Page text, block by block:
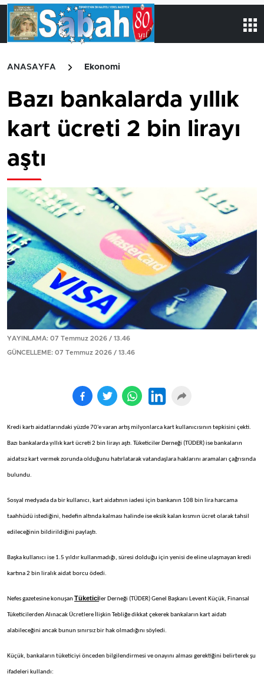
ANASAYFA Ekonomi
Bazı bankalarda yıllık
kart ücreti 2 bin lirayı
aştı
YAYINLAMA: 07 Temmuz 2026 / 13.46
GÜNCELLEME: 07 Temmuz 2026 / 13.46
Kredi kartı aidatlarındaki yüzde 70'e varan artış milyonlarca kart kullanıcısının tepkisini çekti.
Bazı bankalarda yıllık kart ücreti 2 bin lirayı aştı. Tüketiciler Derneği (TÜDER) ise bankaların
aidatsız kart vermek zorunda olduğunu hatırlatarak vatandaşlara haklarını aramaları çağrısında
bulundu.
Sosyal medyada da bir kullanıcı, kart aidatının iadesi için bankanın 108 bin lira harcama
taahhüdü istediğini, hedefin altında kalması halinde ise eksik kalan kısmın ücret olarak tahsil
edileceğinin bildirildiğini paylaştı.
Başka kullanıcı ise 1.5 yıldır kullanmadığı, süresi dolduğu için yenisi de eline ulaşmayan kredi
kartına 2 bin liralık aidat borcu ödedi.
Nefes gazetesine konuşanTüketiciler Derneği (TÜDER) Genel Başkanı Levent Küçük, Finansal
Tüketicilerden Alınacak Ücretlere İlişkin Tebliğe dikkat çekerek bankaların kart aidatı
alabileceğini ancak bunun sınırsız bir hak olmadığını söyledi.
Küçük, bankaların tüketiciyi önceden bilgilendirmesi ve onayını alması gerektiğini belirterek şu
ifadeleri kullandı: